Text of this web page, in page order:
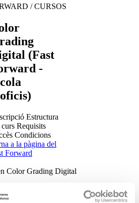
/ CURSOS
(Fast
-
Estructura
Requisits
Condicions
a la pàgina del
Forward
Color Grading Digital